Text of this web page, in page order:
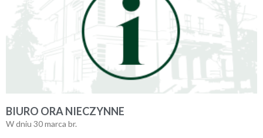
BIURO ORA NIECZYNNE
W dniu 30 marca br.